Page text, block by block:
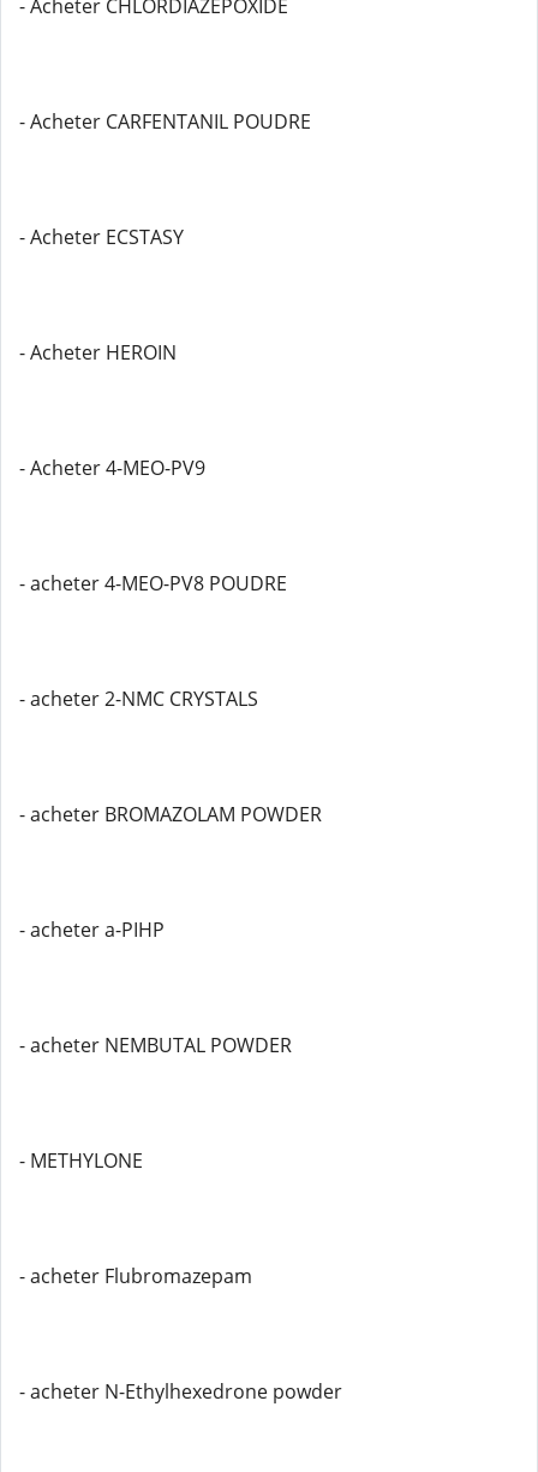
- Acheter CHLORDIAZEPOXIDE
- Acheter CARFENTANIL POUDRE
- Acheter ECSTASY
- Acheter HEROIN
- Acheter 4-MEO-PV9
- acheter 4-MEO-PV8 POUDRE
- acheter 2-NMC CRYSTALS
- acheter BROMAZOLAM POWDER
- acheter a-PIHP
- acheter NEMBUTAL POWDER
- METHYLONE
- acheter Flubromazepam
- acheter N-Ethylhexedrone powder